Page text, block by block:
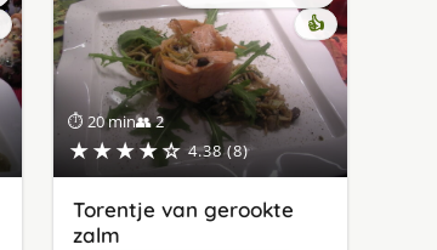
⏱ 20 min👥 2
★★★★☆ 4.38 (8)
👍
Torentje van gerookte
zalm